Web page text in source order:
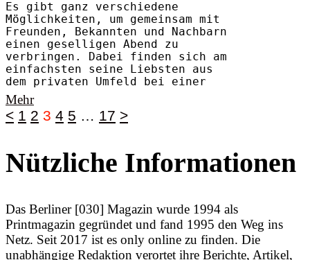
Es gibt ganz verschiedene
Möglichkeiten, um gemeinsam mit
Freunden, Bekannten und Nachbarn
einen geselligen Abend zu
verbringen. Dabei finden sich am
einfachsten seine Liebsten aus
dem privaten Umfeld bei einer
Mehr
< 1 2 3 4 5 … 17 >
Nützliche Informationen
Das Berliner [030] Magazin wurde 1994 als
Printmagazin gegründet und fand 1995 den Weg ins
Netz. Seit 2017 ist es only online zu finden. Die
unabhängige Redaktion verortet ihre Berichte, Artikel,